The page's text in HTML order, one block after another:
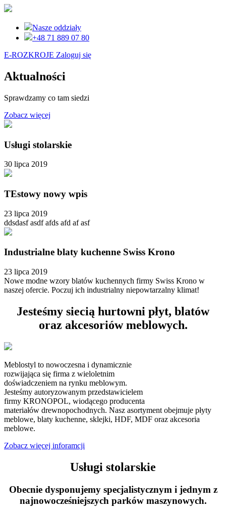
Nasze oddziały
+48 71 889 07 80
E-ROZKROJE Zaloguj się
Aktualności
Sprawdzamy co tam siedzi
Zobacz więcej
Usługi stolarskie
30 lipca 2019
TEstowy nowy wpis
23 lipca 2019
ddsdasf asdf afds afd af asf
Industrialne blaty kuchenne Swiss Krono
23 lipca 2019
Nowe modne wzory blatów kuchennych firmy Swiss Krono w
naszej ofercie. Poczuj ich industrialny niepowtarzalny klimat!
Jesteśmy siecią hurtowni płyt, blatów
oraz akcesoriów meblowych.
Meblostyl to nowoczesna i dynamicznie
rozwijająca się firma z wieloletnim
doświadczeniem na rynku meblowym.
Jesteśmy autoryzowanym przedstawicielem
firmy KRONOPOL, wiodącego producenta
materiałów drewnopochodnych. Nasz asortyment obejmuje płyty
meblowe, blaty kuchenne, sklejki, HDF, MDF oraz akcesoria
meblowe.
Zobacz więcej inforamcji
Usługi stolarskie
Obecnie dysponujemy specjalistycznym i jednym z
najnowocześniejszych parków maszynowych.